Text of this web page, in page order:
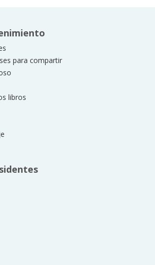
para compartir
libros